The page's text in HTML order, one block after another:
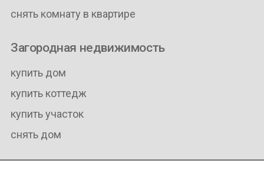
снять комнату в квартире
Загородная недвижимость
купить дом
купить коттедж
купить участок
снять дом